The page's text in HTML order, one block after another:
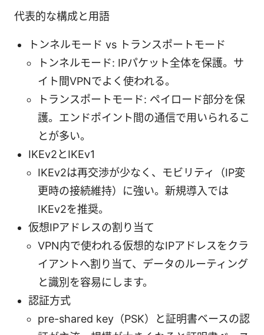
代表的な構成と用語
トンネルモード vs トランスポートモード
トンネルモード: IPパケット全体を保護。サ
イト間VPNでよく使われる。
トランスポートモード: ペイロード部分を保
護。エンドポイント間の通信で用いられるこ
とが多い。
IKEv2とIKEv1
IKEv2は再交渉が少なく、モビリティ（IP変
更時の接続維持）に強い。新規導入では
IKEv2を推奨。
仮想IPアドレスの割り当て
VPN内で使われる仮想的なIPアドレスをクラ
イアントへ割り当て、データのルーティング
と識別を容易にします。
認証方式
pre-shared key（PSK）と証明書ベースの認